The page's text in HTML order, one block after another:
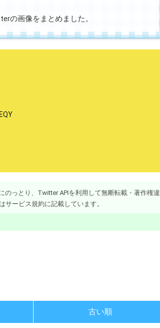
の画像をまとめました。
っとり、Twitter APIを利用して無断転載・著作権違
ービス規約に記載しています。
古い順